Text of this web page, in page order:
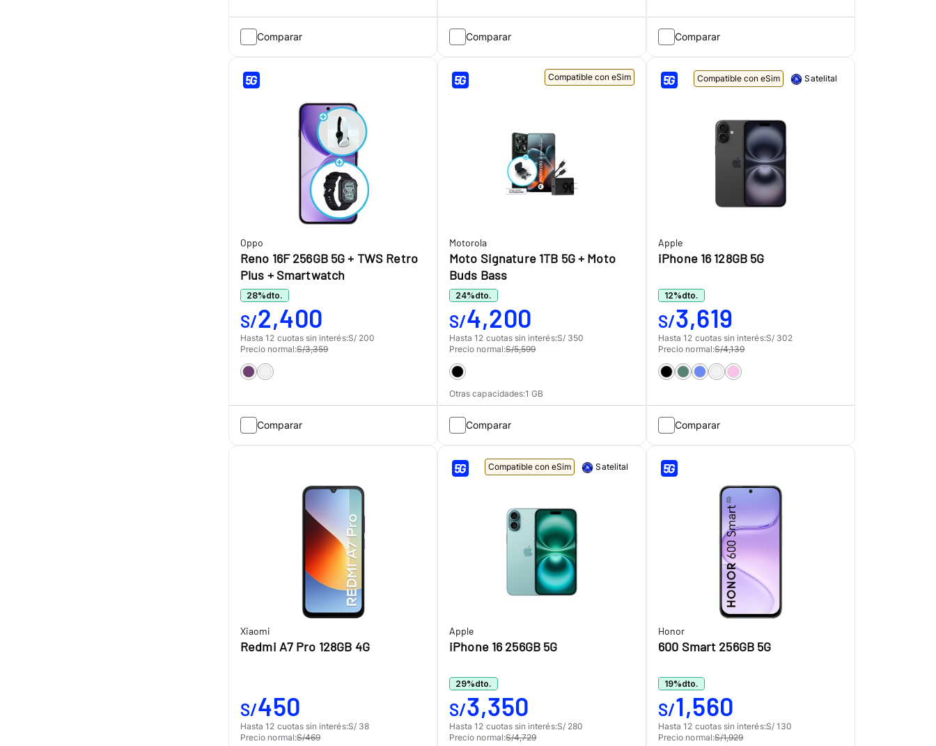
Comparar Comparar Comparar
Oppo
Reno 16F 256GB 5G + TWS Retro
Plus + Smartwatch
28%dto.
S/2,400
Hasta 12 cuotas sin interés:S/ 200
Precio normal:S/3,359
Comparar
Compatible con eSim
Motorola
Moto Signature 1TB 5G + Moto
Buds Bass
24%dto.
S/4,200
Hasta 12 cuotas sin interés:S/ 350
Precio normal:S/5,599
Otras capacidades:1 GB
Comparar
Compatible con eSim Satelital
Apple
iPhone 16 128GB 5G
12%dto.
S/3,619
Hasta 12 cuotas sin interés:S/ 302
Precio normal:S/4,139
Comparar
Xiaomi
Redmi A7 Pro 128GB 4G
S/450
Hasta 12 cuotas sin interés:S/ 38
Precio normal:S/469
Compatible con eSim Satelital
Apple
iPhone 16 256GB 5G
29%dto.
S/3,350
Hasta 12 cuotas sin interés:S/ 280
Precio normal:S/4,729
Honor
600 Smart 256GB 5G
19%dto.
S/1,560
Hasta 12 cuotas sin interés:S/ 130
Precio normal:S/1,929